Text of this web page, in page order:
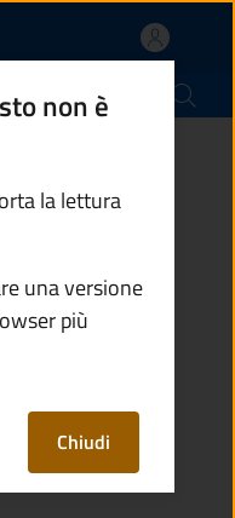
di
scheda).
di
Esine
non è
la lettura
una versione
più
Chiudi